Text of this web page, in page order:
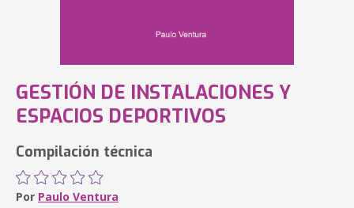
GESTIÓN DE INSTALACIONES Y
ESPACIOS DEPORTIVOS
Compilación técnica
Por Paulo Ventura